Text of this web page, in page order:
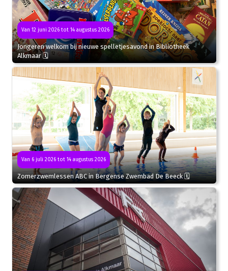
Van 12 juni 2026 tot 14 augustus 2026
Jongeren welkom bij nieuwe spelletjesavond in Bibliotheek
Alkmaar 🗓
Van 6 juli 2026 tot 14 augustus 2026
Zomerzwemlessen ABC in Bergense Zwembad De Beeck 🗓